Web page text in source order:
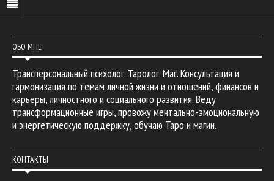
ОБО МНЕ
Трансперсональный психолог. Таролог. Маг. Консультация и
гармонизация по темам личной жизни и отношений, финансов и
карьеры, личностного и социального развития. Веду
трансформационные игры, провожу ментально-эмоциональную
и энергетическую поддержку, обучаю Таро и магии.
КОНТАКТЫ